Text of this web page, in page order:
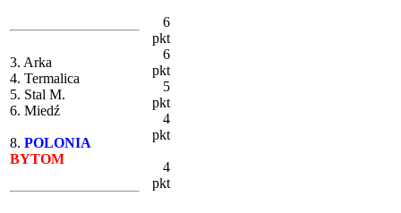
3. Arka
4. Termalica
5. Stal M.
6. Miedź
8. POLONIA
BYTOM
6
pkt
6
pkt
5
pkt
4
pkt
4
pkt